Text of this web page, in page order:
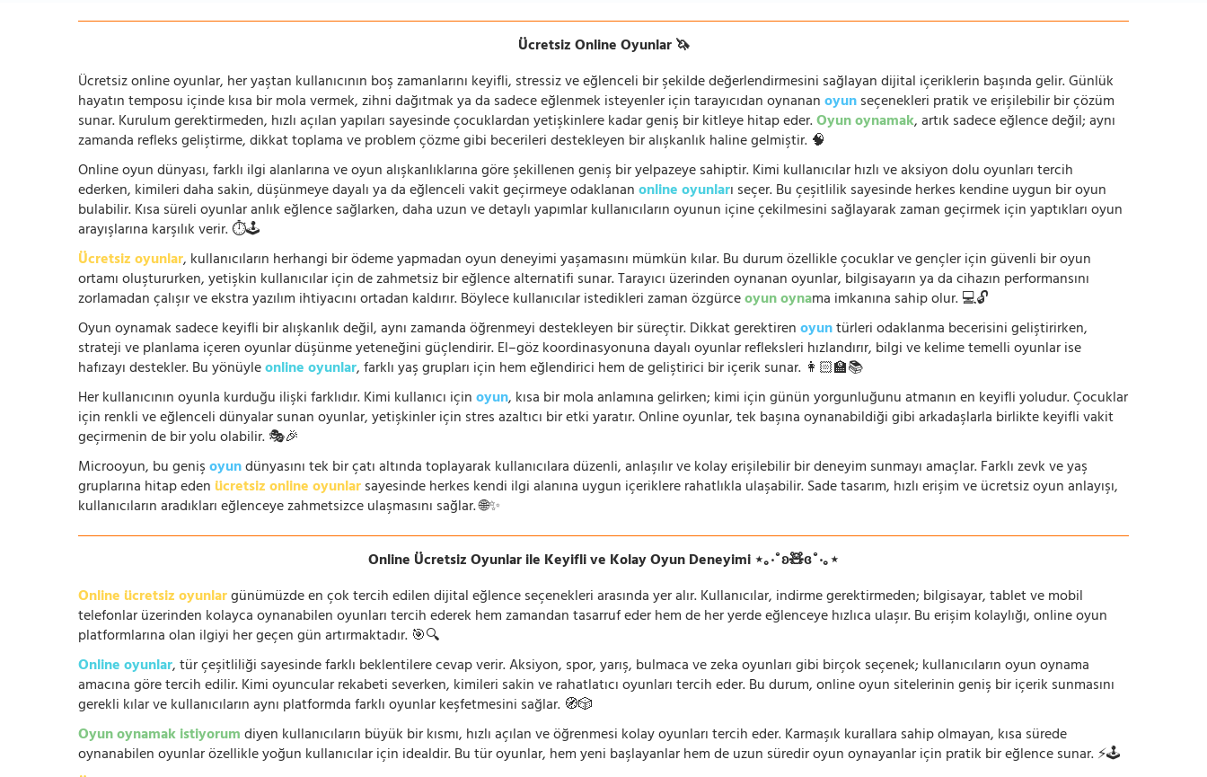
Ücretsiz Online Oyunlar 🦄
Ücretsiz online oyunlar, her yaştan kullanıcının boş zamanlarını keyifli, stressiz ve eğlenceli bir şekilde değerlendirmesini sağlayan dijital içeriklerin başında gelir. Günlük
hayatın temposu içinde kısa bir mola vermek, zihni dağıtmak ya da sadece eğlenmek isteyenler için tarayıcıdan oynananoyunseçenekleri pratik ve erişilebilir bir çözüm
sunar. Kurulum gerektirmeden, hızlı açılan yapıları sayesinde çocuklardan yetişkinlere kadar geniş bir kitleye hitap eder.Oyun oynamak, artık sadece eğlence değil; aynı
zamanda refleks geliştirme, dikkat toplama ve problem çözme gibi becerileri destekleyen bir alışkanlık haline gelmiştir. 🧠
Online oyun dünyası, farklı ilgi alanlarına ve oyun alışkanlıklarına göre şekillenen geniş bir yelpazeye sahiptir. Kimi kullanıcılar hızlı ve aksiyon dolu oyunları tercih
ederken, kimileri daha sakin, düşünmeye dayalı ya da eğlenceli vakit geçirmeye odaklananonline oyunları seçer. Bu çeşitlilik sayesinde herkes kendine uygun bir oyun
bulabilir. Kısa süreli oyunlar anlık eğlence sağlarken, daha uzun ve detaylı yapımlar kullanıcıların oyunun içine çekilmesini sağlayarak zaman geçirmek için yaptıkları oyun
arayışlarına karşılık verir. ⏱️🕹️
Ücretsiz oyunlar, kullanıcıların herhangi bir ödeme yapmadan oyun deneyimi yaşamasını mümkün kılar. Bu durum özellikle çocuklar ve gençler için güvenli bir oyun
ortamı oluştururken, yetişkin kullanıcılar için de zahmetsiz bir eğlence alternatifi sunar. Tarayıcı üzerinden oynanan oyunlar, bilgisayarın ya da cihazın performansını
zorlamadan çalışır ve ekstra yazılım ihtiyacını ortadan kaldırır. Böylece kullanıcılar istedikleri zaman özgürceoyun oynama imkanına sahip olur. 💻🔓
Oyun oynamak sadece keyifli bir alışkanlık değil, aynı zamanda öğrenmeyi destekleyen bir süreçtir. Dikkat gerektirenoyuntürleri odaklanma becerisini geliştirirken,
strateji ve planlama içeren oyunlar düşünme yeteneğini güçlendirir. El–göz koordinasyonuna dayalı oyunlar refleksleri hızlandırır, bilgi ve kelime temelli oyunlar ise
hafızayı destekler. Bu yönüyleonline oyunlar, farklı yaş grupları için hem eğlendirici hem de geliştirici bir içerik sunar. 👩🏻‍🏫📚
Her kullanıcının oyunla kurduğu ilişki farklıdır. Kimi kullanıcı içinoyun, kısa bir mola anlamına gelirken; kimi için günün yorgunluğunu atmanın en keyifli yoludur. Çocuklar
için renkli ve eğlenceli dünyalar sunan oyunlar, yetişkinler için stres azaltıcı bir etki yaratır. Online oyunlar, tek başına oynanabildiği gibi arkadaşlarla birlikte keyifli vakit
geçirmenin de bir yolu olabilir. 🎭🎉
Microoyun, bu genişoyundünyasını tek bir çatı altında toplayarak kullanıcılara düzenli, anlaşılır ve kolay erişilebilir bir deneyim sunmayı amaçlar. Farklı zevk ve yaş
gruplarına hitap eden ücretsiz online oyunlarsayesinde herkes kendi ilgi alanına uygun içeriklere rahatlıkla ulaşabilir. Sade tasarım, hızlı erişim ve ücretsiz oyun anlayışı,
kullanıcıların aradıkları eğlenceye zahmetsizce ulaşmasını sağlar. 🌐✨
Online Ücretsiz Oyunlar ile Keyifli ve Kolay Oyun Deneyimi ⋆｡‧˚ʚ🧸ɞ˚‧｡⋆
Online ücretsiz oyunlargünümüzde en çok tercih edilen dijital eğlence seçenekleri arasında yer alır. Kullanıcılar, indirme gerektirmeden; bilgisayar, tablet ve mobil
telefonlar üzerinden kolayca oynanabilen oyunları tercih ederek hem zamandan tasarruf eder hem de her yerde eğlenceye hızlıca ulaşır. Bu erişim kolaylığı, online oyun
platformlarına olan ilgiyi her geçen gün artırmaktadır. 🎯🔍
Online oyunlar, tür çeşitliliği sayesinde farklı beklentilere cevap verir. Aksiyon, spor, yarış, bulmaca ve zeka oyunları gibi birçok seçenek; kullanıcıların oyun oynama
amacına göre tercih edilir. Kimi oyuncular rekabeti severken, kimileri sakin ve rahatlatıcı oyunları tercih eder. Bu durum, online oyun sitelerinin geniş bir içerik sunmasını
gerekli kılar ve kullanıcıların aynı platformda farklı oyunlar keşfetmesini sağlar. 🧭🎲
Oyun oynamak istiyorumdiyen kullanıcıların büyük bir kısmı, hızlı açılan ve öğrenmesi kolay oyunları tercih eder. Karmaşık kurallara sahip olmayan, kısa sürede
oynanabilen oyunlar özellikle yoğun kullanıcılar için idealdir. Bu tür oyunlar, hem yeni başlayanlar hem de uzun süredir oyun oynayanlar için pratik bir eğlence sunar. ⚡🕹️